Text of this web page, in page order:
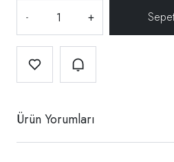
- +
Ürün Yorumları